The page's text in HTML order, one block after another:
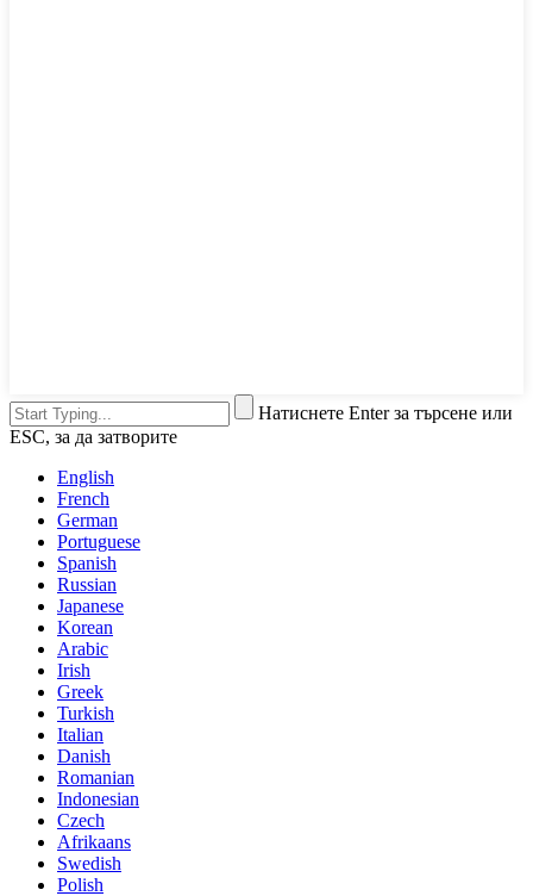
Натиснете Enter за търсене или
ESC, за да затворите
English
French
German
Portuguese
Spanish
Russian
Japanese
Korean
Arabic
Irish
Greek
Turkish
Italian
Danish
Romanian
Indonesian
Czech
Afrikaans
Swedish
Polish